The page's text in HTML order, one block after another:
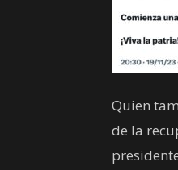
Quien
de la